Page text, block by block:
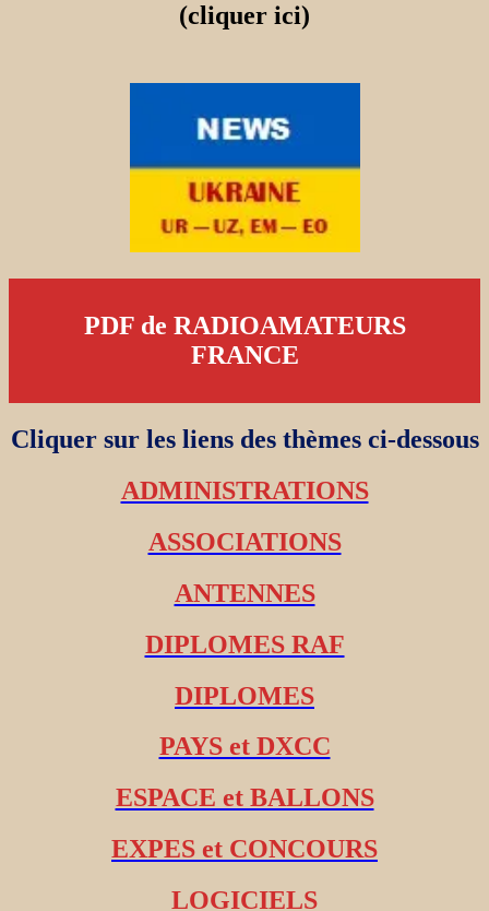
(cliquer ici)
PDF de RADIOAMATEURS
FRANCE
Cliquer sur les liens des thèmes ci-dessous
ADMINISTRATIONS
ASSOCIATIONS
ANTENNES
DIPLOMES RAF
DIPLOMES
PAYS et DXCC
ESPACE et BALLONS
EXPES et CONCOURS
LOGICIELS